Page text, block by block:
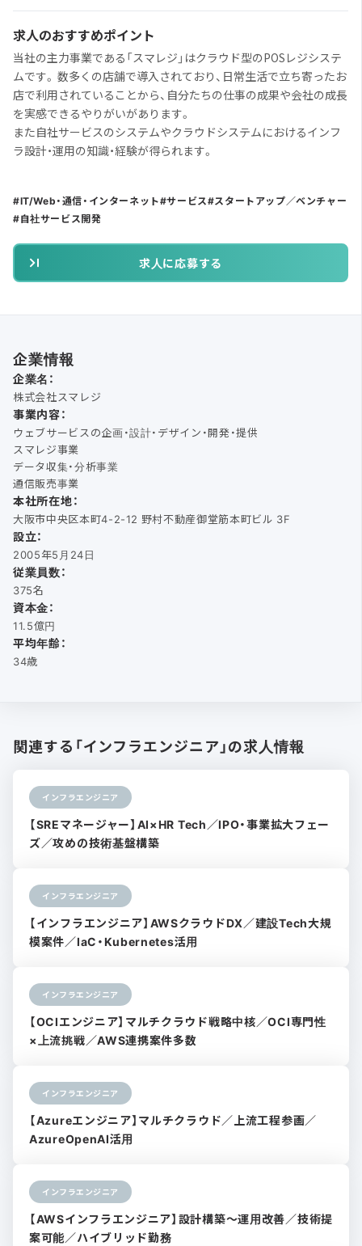
求人のおすすめポイント
当社の主力事業である「スマレジ」はクラウド型のPOSレジシステ
ムです。 数多くの店舗で導入されており、日常生活で立ち寄ったお
店で利用されていることから、自分たちの仕事の成果や会社の成長
を実感できるやりがいがあります。
また自社サービスのシステムやクラウドシステムにおけるインフ
ラ設計・運用の知識・経験が得られます。
IT/Web・通信・インターネット サービス
スタートアップ／ベンチャー
自社サービス開発
求人に応募する
企業情報
企業名：
株式会社スマレジ
事業内容：
ウェブサービスの企画・設計・デザイン・開発・提供
スマレジ事業
データ収集・分析事業
通信販売事業
本社所在地：
大阪市中央区本町4-2-12 野村不動産御堂筋本町ビル 3F
設立：
2005年5月24日
従業員数：
375名
資本金：
11.5億円
平均年齢：
34歳
関連する「インフラエンジニア」の求人情報
インフラエンジニア
【SREマネージャー】AI×HR Tech／IPO・事業拡大フェー
ズ／攻めの技術基盤構築
インフラエンジニア
【インフラエンジニア】AWSクラウドDX／建設Tech大規
模案件／IaC・Kubernetes活用
インフラエンジニア
【OCIエンジニア】マルチクラウド戦略中核／OCI専門性
×上流挑戦／AWS連携案件多数
インフラエンジニア
【Azureエンジニア】マルチクラウド／上流工程参画／
AzureOpenAI活用
インフラエンジニア
【AWSインフラエンジニア】設計構築〜運用改善／技術提
案可能／ハイブリッド勤務